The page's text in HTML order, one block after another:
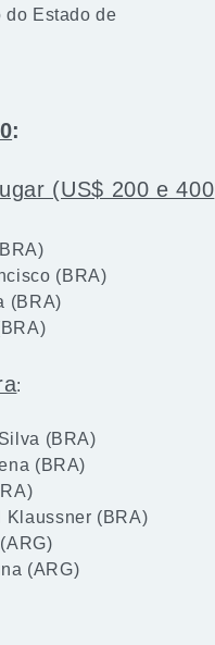
do Estado de
:
(US$ 200 e 400
(BRA)
(BRA)
:
(BRA)
(BRA)
Klaussner (BRA)
(ARG)